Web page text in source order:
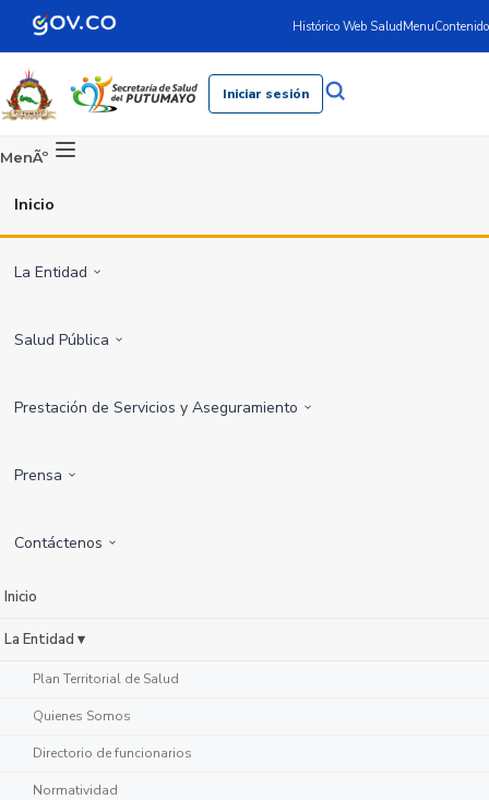
Histórico Web SaludMenuContenido
Iniciar sesión
MenÃº
Inicio
La Entidad
Salud Pública
Prestación de Servicios y Aseguramiento
Prensa
Contáctenos
Inicio
La Entidad ▾
Plan Territorial de Salud
Quienes Somos
Directorio de funcionarios
Normatividad